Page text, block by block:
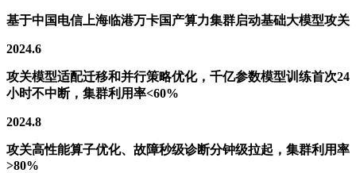
基于中国电信上海临港万卡国产算力集群启动基础大模型攻关
2024.6
攻关模型适配迁移和并行策略优化，千亿参数模型训练首次24
小时不中断，集群利用率<60%
2024.8
攻关高性能算子优化、故障秒级诊断分钟级拉起，集群利用率
>80%